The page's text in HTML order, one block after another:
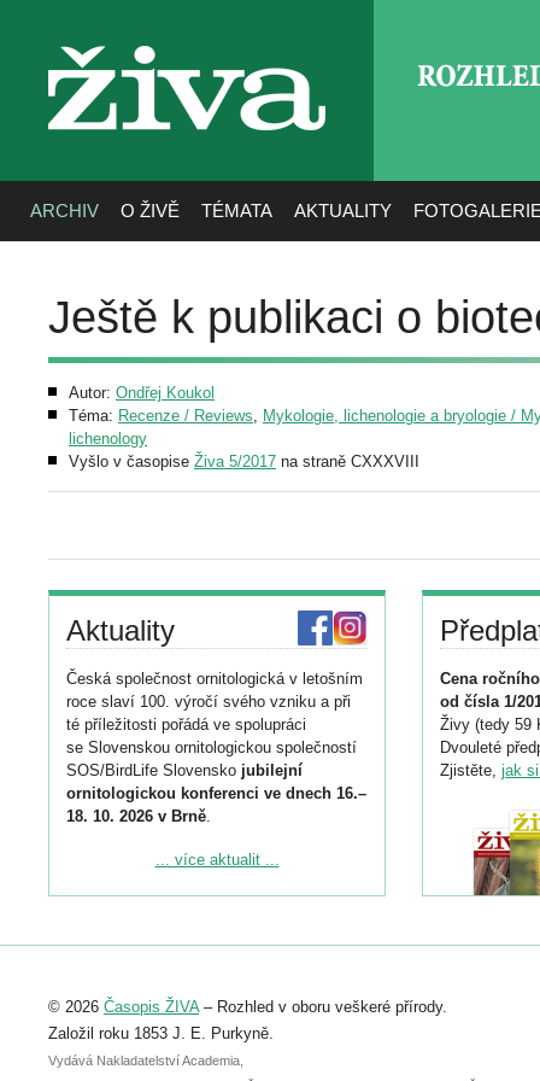
živa
ARCHIV O ŽIVĚ TÉMATA AKTUALITY
Ještě k publikaci o
Autor: Ondřej Koukol
Téma: Recenze / Reviews, Mykologie, lichenologie a bryologie /
lichenology
Vyšlo v časopise Živa 5/2017 na straně CXXXVIII
Aktuality
Česká společnost ornitologická v letošním
roce slaví 100. výročí svého vzniku a při
té příležitosti pořádá ve spolupráci
se Slovenskou ornitologickou společností
SOS/BirdLife Slovensko jubilejní
ornitologickou konferenci ve dnech 16.–
18. 10. 2026 v Brně.
Podrobnější informace ke konferenci
Registrovat se můžete do 6. září.
abstraktu přihlášené přednášky nebo
posteru je už 30. června.
... více aktualit ...
Cena
od čísla 1/
Živy (tedy 59
Dvouleté
Zjistěte, jak
© 2026 Časopis ŽIVA– Rozhled v oboru veškeré přírody.
Založil roku 1853 J. E. Purkyně.
Vydává Nakladatelství Academia,